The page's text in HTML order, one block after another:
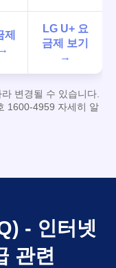
LG U+ 요
금제 보기
→
변경될 수 있습니다.
1600-4959 자세히 알
- 인터넷
관련